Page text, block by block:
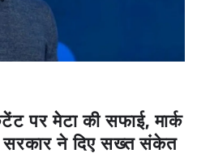
पर मेटा की सफाई, मार्क
सरकार ने दिए सख्त संकेत